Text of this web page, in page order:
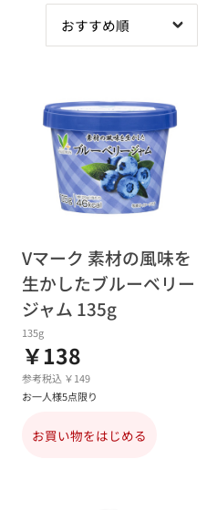
Vマーク 素材の風味を
生かしたブルーベリー
ジャム 135g
135g
￥138
参考税込 ￥149
お一人様5点限り
お買い物をはじめる